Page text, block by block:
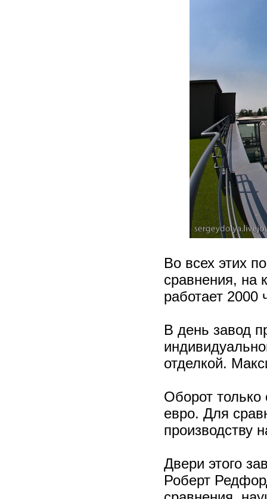
Во всех этих
сравнения, на
работает 2000
В день завод
отделкой.
Оборот
евро. Для
производству
Двери этого
Роберт